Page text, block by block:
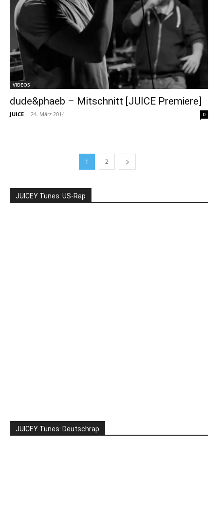
VIDEOS
dude&phaeb – Mitschnitt [JUICE Premiere]
JUICE - 24. März 2014 0
1 2
JUICEY Tunes: US-Rap
JUICEY Tunes: Deutschrap